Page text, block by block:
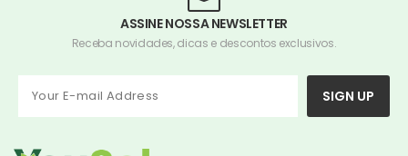
ASSINE NOSSA NEWSLETTER
Receba novidades, dicas e descontos exclusivos.
SIGN UP